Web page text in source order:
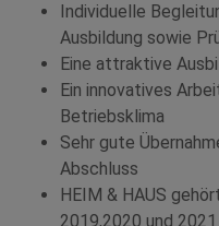
Individuelle
Ausbildung sowie
Eine attraktive
Ein innovatives
Betriebsklima
Sehr gute
Abschluss
HEIM & HAUS
2019,2020 und